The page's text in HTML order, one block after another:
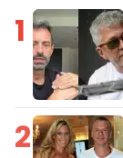
1
2